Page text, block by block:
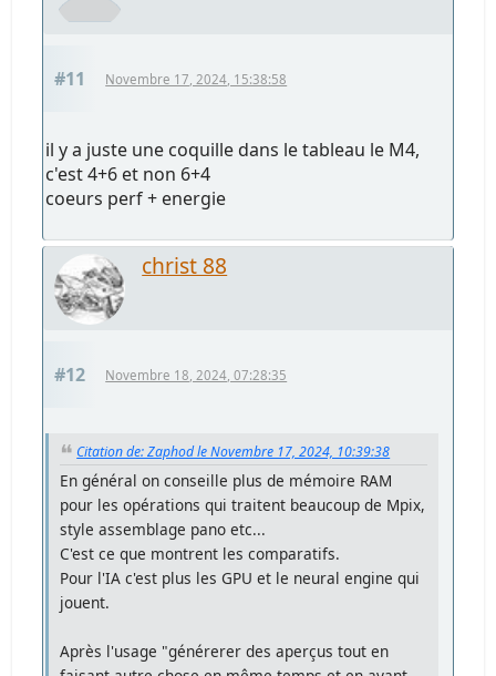
#11 Novembre 17, 2024, 15:38:58
il y a juste une coquille dans le tableau le M4,
c'est 4+6 et non 6+4
coeurs perf + energie
christ 88
#12 Novembre 18, 2024, 07:28:35
Citation de: Zaphod le Novembre 17, 2024, 10:39:38
En général on conseille plus de mémoire RAM
pour les opérations qui traitent beaucoup de Mpix,
style assemblage pano etc...
C'est ce que montrent les comparatifs.
Pour l'IA c'est plus les GPU et le neural engine qui
jouent.
Après l'usage "générerer des aperçus tout en